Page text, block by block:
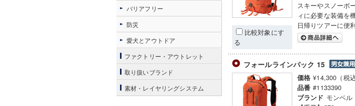
比較対象にす
る
スキーやスノーボ
ィに必要な装備を
日帰りツアーに便
フォールラインパック 15
価格 ¥14,300（税込
品番 #1133390
ブランド モンベル
バリアフリー
防災
愛犬とアウトドア
ファクトリー・アウトレット
取り扱いブランド
素材・レイヤリングシステム